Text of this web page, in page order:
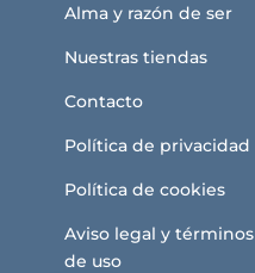
Alma y razón de ser
Nuestras tiendas
Contacto
Política de privacidad
Política de cookies
Aviso legal y términos
de uso